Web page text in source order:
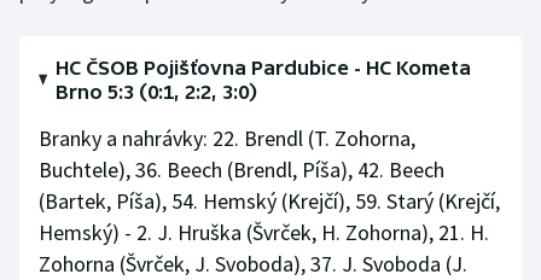
Triatlon
Veslování
Vodní slalom
Volejbal
HC ČSOB Pojišťovna Pardubice - HC Kometa
Brno 5:3 (0:1, 2:2, 3:0)
Branky a nahrávky: 22. Brendl (T. Zohorna,
Buchtele), 36. Beech (Brendl, Píša), 42. Beech
(Bartek, Píša), 54. Hemský (Krejčí), 59. Starý (Krejčí,
Hemský) - 2. J. Hruška (Švrček, H. Zohorna), 21. H.
Zohorna (Švrček, J. Svoboda), 37. J. Svoboda (J.